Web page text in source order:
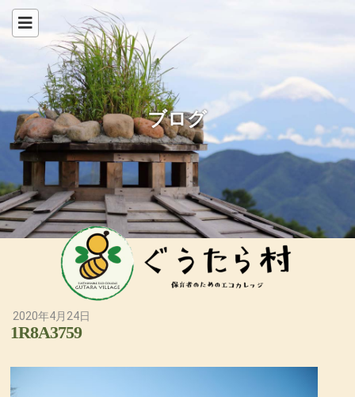
ブログ
2020年4月24日
1R8A3759